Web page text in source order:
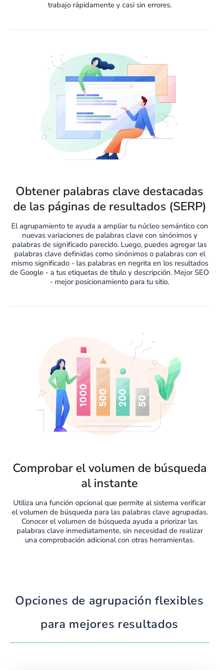
trabajo rápidamente y casi sin errores.
Obtener palabras clave destacadas
de las páginas de resultados (SERP)
El agrupamiento te ayuda a ampliar tu núcleo semántico con
nuevas variaciones de palabras clave con sinónimos y
palabras de significado parecido. Luego, puedes agregar las
palabras clave definidas como sinónimos o palabras con el
mismo significado - las palabras en negrita en los resultados
de Google - a tus etiquetas de título y descripción. Mejor SEO
- mejor posicionamiento para tu sitio.
Comprobar el volumen de búsqueda
al instante
Utiliza una función opcional que permite al sistema verificar
el volumen de búsqueda para las palabras clave agrupadas.
Conocer el volumen de búsqueda ayuda a priorizar las
palabras clave inmediatamente, sin necesidad de realizar
una comprobación adicional con otras herramientas.
Opciones de agrupación flexibles
para mejores resultados